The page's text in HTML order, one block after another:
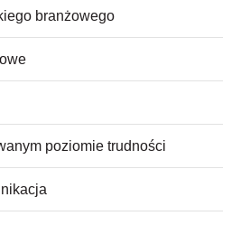
branżowego
poziomie trudności